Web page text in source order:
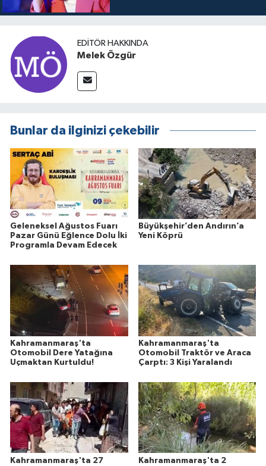
EDITÖR HAKKINDA
Melek Özgür
Bunlar da ilginizi çekebilir
Geleneksel Ağustos Fuarı
Pazar Günü Eğlence Dolu İki
Programla Devam Edecek
Büyükşehir’den Andırın’a
Yeni Köprü
Kahramanmaraş'ta
Otomobil Dere Yatağına
Uçmaktan Kurtuldu!
Kahramanmaraş'ta
Otomobil Traktör ve Araca
Çarptı: 3 Kişi Yaralandı
Kahramanmaraş'ta 27
Kahramanmaraş'ta 2